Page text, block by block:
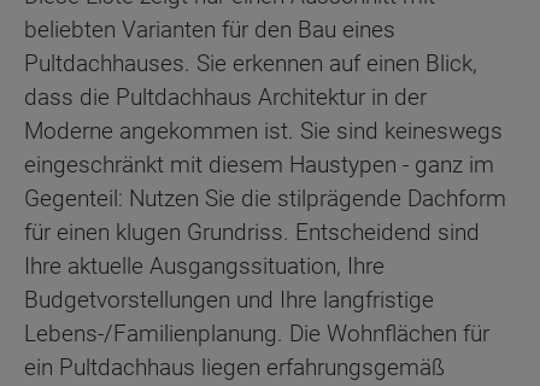
beliebten Varianten für den Bau eines
Pultdachhauses. Sie erkennen auf einen Blick,
dass die Pultdachhaus Architektur in der
Moderne angekommen ist. Sie sind keineswegs
eingeschränkt mit diesem Haustypen - ganz im
Gegenteil: Nutzen Sie die stilprägende Dachform
für einen klugen Grundriss. Entscheidend sind
Ihre aktuelle Ausgangssituation, Ihre
Budgetvorstellungen und Ihre langfristige
Lebens-/Familienplanung. Die Wohnflächen für
ein Pultdachhaus liegen erfahrungsgemäß